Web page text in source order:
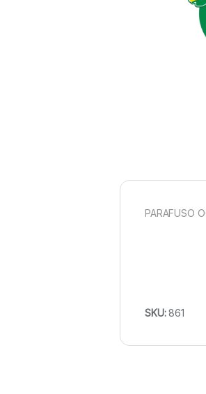
PARAFUSO
SKU:861